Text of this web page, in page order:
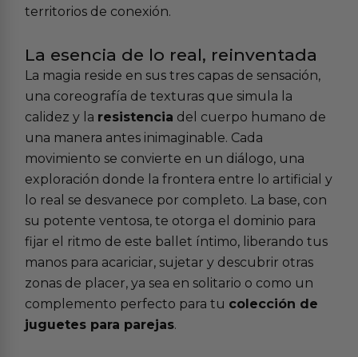
territorios de conexión.
La esencia de lo real, reinventada
La magia reside en sus tres capas de sensación,
una coreografía de texturas que simula la
calidez y la resistencia del cuerpo humano de
una manera antes inimaginable. Cada
movimiento se convierte en un diálogo, una
exploración donde la frontera entre lo artificial y
lo real se desvanece por completo. La base, con
su potente ventosa, te otorga el dominio para
fijar el ritmo de este ballet íntimo, liberando tus
manos para acariciar, sujetar y descubrir otras
zonas de placer, ya sea en solitario o como un
complemento perfecto para tu colección de
juguetes para parejas.